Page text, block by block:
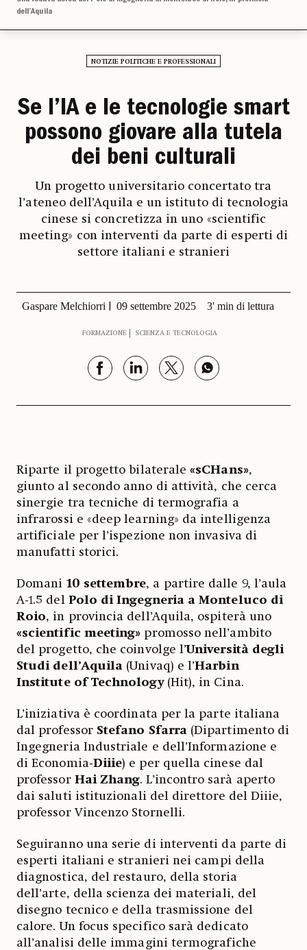
dell’Aquila
NOTIZIE POLITICHE E PROFESSIONALI
Se l’IA e le tecnologie smart
possono giovare alla tutela
dei beni culturali
Un progetto universitario concertato tra
l’ateneo dell’Aquila e un istituto di tecnologia
cinese si concretizza in uno «scientific
meeting» con interventi da parte di esperti di
settore italiani e stranieri
Gaspare Melchiorri 09 settembre 2025 3' min di lettura
FORMAZIONE SCIENZA E TECNOLOGIA
Riparte il progetto bilaterale«sCHans»,
giunto al secondo anno di attività, che cerca
sinergie tra tecniche di termografia a
infrarossi e «deep learning» da intelligenza
artificiale per l’ispezione non invasiva di
manufatti storici.
Domani10 settembre, a partire dalle 9, l’aula
A-1.5 del Polo di Ingegneria a Monteluco di
Roio, in provincia dell’Aquila, ospiterà uno
«scientific meeting» promosso nell’ambito
del progetto, che coinvolge l’Università degli
Studi dell’Aquila (Univaq) e l’Harbin
Institute of Technology (Hit), in Cina.
L’iniziativa è coordinata per la parte italiana
dal professor Stefano Sfarra(Dipartimento di
Ingegneria Industriale e dell’Informazione e
di Economia-Diiie) e per quella cinese dal
professor Hai Zhang. L’incontro sarà aperto
dai saluti istituzionali del direttore del Diiie,
professor Vincenzo Stornelli.
Seguiranno una serie di interventi da parte di
esperti italiani e stranieri nei campi della
diagnostica, del restauro, della storia
dell’arte, della scienza dei materiali, del
disegno tecnico e della trasmissione del
calore. Un focus specifico sarà dedicato
all’analisi delle immagini termografiche